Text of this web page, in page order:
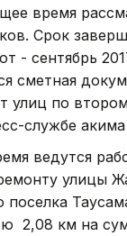
время
Срок
- сентябрь
сметная
улиц по
службе
ведутся
улицы
поселка
2,08 км на